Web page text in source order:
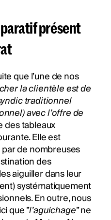
présent
que l’une de nos
la clientèle est de
traditionnel
avec l’offre de
des tableaux
Elle est
de nombreuses
des
aiguiller dans leur
systématiquement
En outre, nous
que ”l’aguichage” ne